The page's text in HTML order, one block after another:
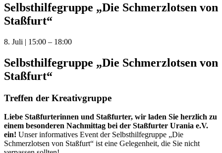
Selbsthilfegruppe „Die Schmerzlotsen von
Staßfurt“
8. Juli | 15:00 – 18:00
Selbsthilfegruppe „Die Schmerzlotsen von
Staßfurt“
Treffen der Kreativgruppe
Liebe Staßfurterinnen und Staßfurter, wir laden Sie herzlich zu
einem besonderen Nachmittag bei der Staßfurter Urania e.V.
ein! Unser informatives Event der Selbsthilfegruppe „Die
Schmerzlotsen von Staßfurt“ ist eine Gelegenheit, die Sie nicht